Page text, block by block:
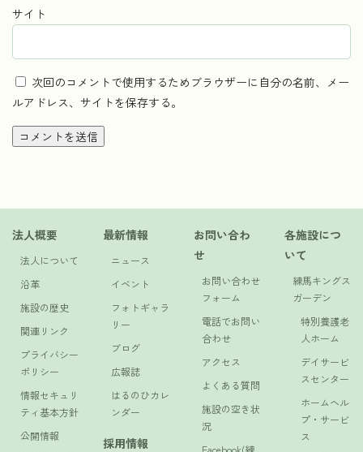
サイト
次回のコメントで使用するためブラウザーに自分の名前、メー
ルアドレス、サイトを保存する。
法人概要
法人について
沿革
施設の歴史
関連リンク
プライバシー
ポリシー
情報セキュリ
ティ基本方針
公開情報
最新情報
ニュース
イベント
フォトギャラ
リー
ブログ
広報誌
はるのひカレ
ンダー
採用情報
お問い合わ
せ
お問い合わせ
フォーム
電話でお問い
合わせ
アクセス
よくある質問
施設の空き状
況
Facebook(練
各施設につ
いて
練馬キングス
ガーデン
特別養護老
人ホーム
デイサービ
スセンター
ホームヘル
プ・サービ
ス